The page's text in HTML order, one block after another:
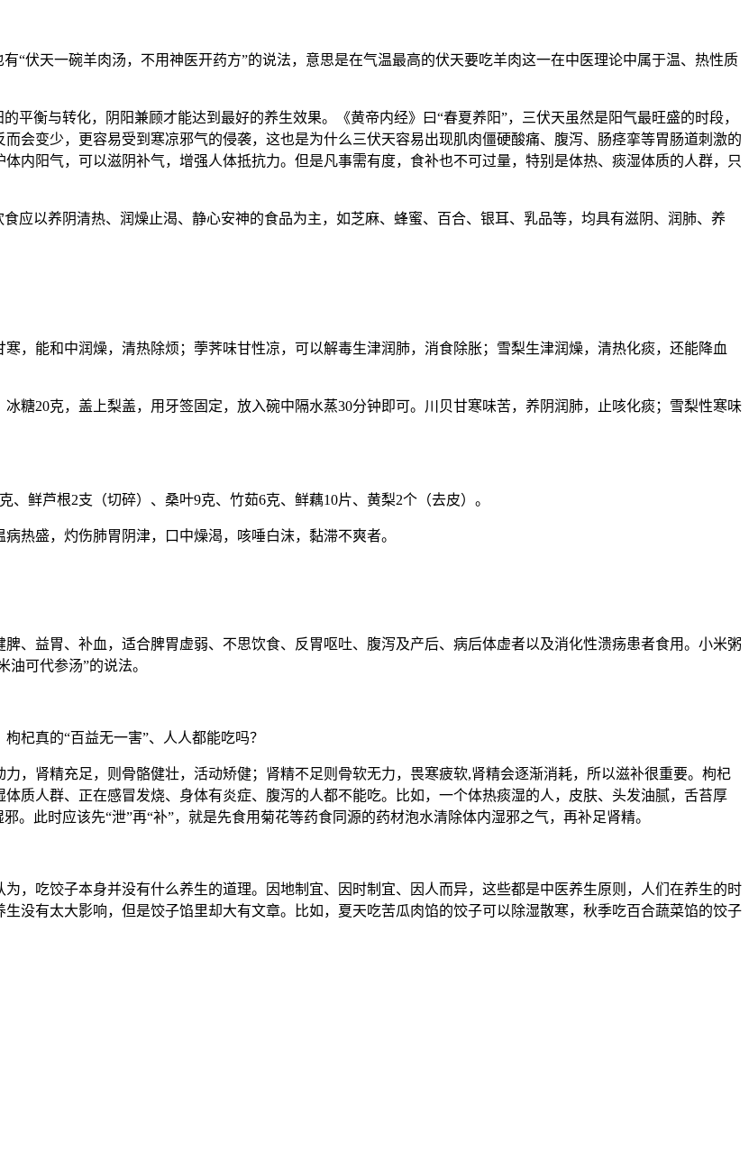
“伏天一碗羊肉汤，不用神医开药方”的说法，意思是在气温最高的伏天要吃羊肉这一在中医理论中属于温、热性质
平衡与转化，阴阳兼顾才能达到最好的养生效果。《黄帝内经》曰“春夏养阳”，三伏天虽然是阳气最旺盛的时段，
会变少，更容易受到寒凉邪气的侵袭，这也是为什么三伏天容易出现肌肉僵硬酸痛、腹泻、肠痉挛等胃肠道刺激的
内阳气，可以滋阴补气，增强人体抵抗力。但是凡事需有度，食补也不可过量，特别是体热、痰湿体质的人群，只
应以养阴清热、润燥止渴、静心安神的食品为主，如芝麻、蜂蜜、百合、银耳、乳品等，均具有滋阴、润肺、养
，能和中润燥，清热除烦；荸荠味甘性凉，可以解毒生津润肺，消食除胀；雪梨生津润燥，清热化痰，还能降血
糖20克，盖上梨盖，用牙签固定，放入碗中隔水蒸30分钟即可。川贝甘寒味苦，养阴润肺，止咳化痰；雪梨性寒味
鲜芦根2支（切碎）、桑叶9克、竹茹6克、鲜藕10片、黄梨2个（去皮）。
热盛，灼伤肺胃阴津，口中燥渴，咳唾白沫，黏滞不爽者。
、益胃、补血，适合脾胃虚弱、不思饮食、反胃呕吐、腹泻及产后、病后体虚者以及消化性溃疡患者食用。小米粥
油可代参汤”的说法。
杞真的“百益无一害”、人人都能吃吗？
，肾精充足，则骨骼健壮，活动矫健；肾精不足则骨软无力，畏寒疲软,肾精会逐渐消耗，所以滋补很重要。枸杞
质人群、正在感冒发烧、身体有炎症、腹泻的人都不能吃。比如，一个体热痰湿的人，皮肤、头发油腻，舌苔厚
。此时应该先“泄”再“补”，就是先食用菊花等药食同源的药材泡水清除体内湿邪之气，再补足肾精。
，吃饺子本身并没有什么养生的道理。因地制宜、因时制宜、因人而异，这些都是中医养生原则，人们在养生的时
没有太大影响，但是饺子馅里却大有文章。比如，夏天吃苦瓜肉馅的饺子可以除湿散寒，秋季吃百合蔬菜馅的饺子